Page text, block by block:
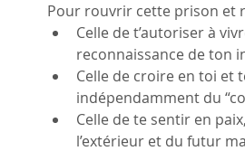
Pour rouvrir cette prison et
Celle de t’autoriser à
reconnaissance de ton
Celle de croire en toi et
indépendamment du
Celle de te sentir en
l’extérieur et du futur